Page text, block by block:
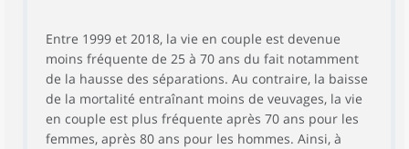
Entre 1999 et 2018, la vie en couple est devenue
moins fréquente de 25 à 70 ans du fait notamment
de la hausse des séparations. Au contraire, la baisse
de la mortalité entraînant moins de veuvages, la vie
en couple est plus fréquente après 70 ans pour les
femmes, après 80 ans pour les hommes. Ainsi, à